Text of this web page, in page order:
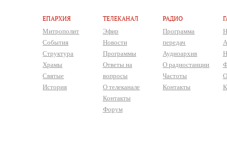
ЕПАРХИЯ
Митрополит
События
Структура
Храмы
Святые
История
ТЕЛЕКАНАЛ
Эфир
Новости
Программы
Ответы на
вопросы
О телеканале
Контакты
Форум
РАДИО
Программа
передач
Аудиоархив
О радиостанции
Частоты
Контакты